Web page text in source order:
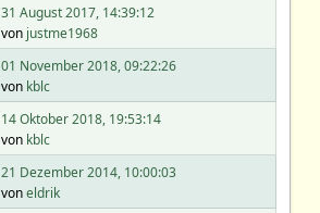
31 August 2017, 14:39:12
von justme1968
01 November 2018, 09:22:26
von kblc
14 Oktober 2018, 19:53:14
von kblc
21 Dezember 2014, 10:00:03
voneldrik